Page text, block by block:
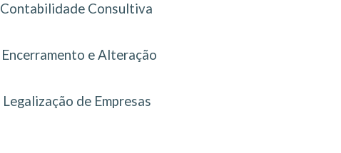
Contabilidade Consultiva
Encerramento e Alteração
Legalização de Empresas